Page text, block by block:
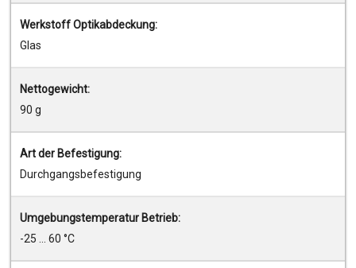
Werkstoff Optikabdeckung:
Glas
Nettogewicht:
90 g
Art der Befestigung:
Durchgangsbefestigung
Umgebungstemperatur Betrieb:
-25 ... 60 °C